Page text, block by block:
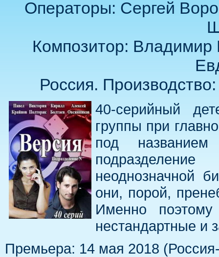
Операторы: Сергей
Композитор: Владимир
Россия.
40-серийный
группы при
под
неоднозначной
они, порой,
Именно
нестандартные и
Премьера: 14 мая 2018